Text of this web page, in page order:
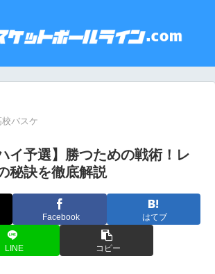
校バスケ
イ予選】勝つための戦術！レ
秘訣を徹底解説
Facebook はてブ
LINE コピー